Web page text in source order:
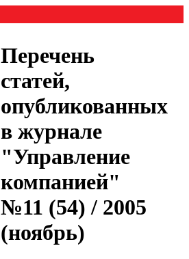
Перечень
статей,
опубликованных
в журнале
"Управление
компанией"
№11 (54) / 2005
(ноябрь)